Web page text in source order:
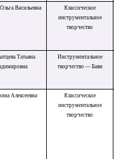
Васильевна
Классическое
инструментальное
творчество
Татьяна
Инструментальное
творчество — Баян
Алексеевна
Классическое
инструментальное
творчество